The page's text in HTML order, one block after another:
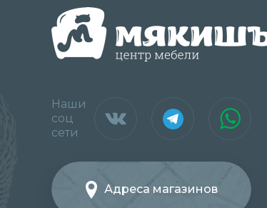
Наши
соц
сети
Адреса магазинов